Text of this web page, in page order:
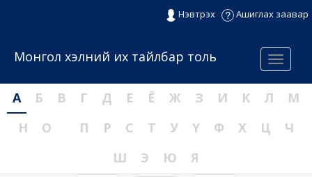
Нэвтрэх Ашиглах заавар
Menu
Монгол хэлний их тайлбар толь
А Б В Г Д Е Ё Ж З И К Л
М
Н
О П Р С Т У Ү Ф Х Ц
Ч
Ш
Э Ю Я